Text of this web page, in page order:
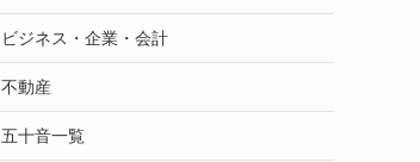
ビジネス・企業・会計
不動産
五十音一覧